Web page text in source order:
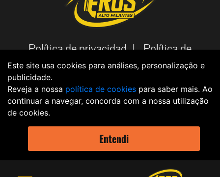
Política de privacidad |Política de
cookies |Código de Ética |Aviso
Legal |
Política de datos |
2021 - EROS © Todos os direitos reservados Criação
Este site usa cookies para análises, personalização e
publicidade.
Reveja a nossa política de cookies para saber mais. Ao
continuar a navegar, concorda com a nossa utilização
de cookies.
Entendi